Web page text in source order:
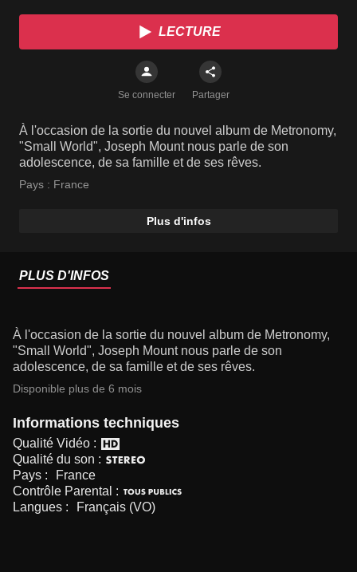
MENTAIENT" | TRACKLIST
LECTURE
Se connecter Partager
À l'occasion de la sortie du nouvel album de Metronomy,
"Small World", Joseph Mount nous parle de son
adolescence, de sa famille et de ses rêves.
Pays : France
Plus d'infos
PLUS D'INFOS
À l'occasion de la sortie du nouvel album de Metronomy,
"Small World", Joseph Mount nous parle de son
adolescence, de sa famille et de ses rêves.
Disponible plus de 6 mois
Informations techniques
Qualité Vidéo :
Qualité du son :
Pays :
France
Contrôle Parental :
Langues :
Français (VO)